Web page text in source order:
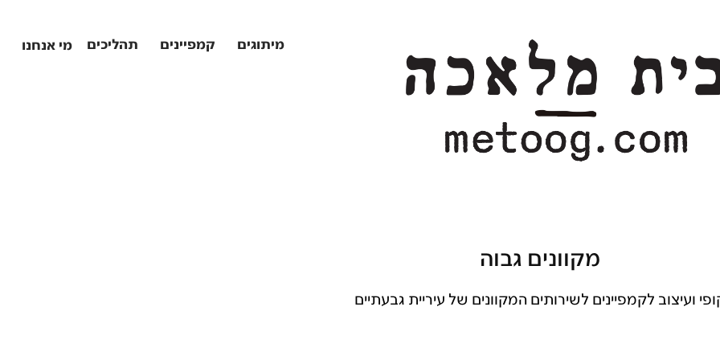
מי אנחנו תהליכים קמפיינים מיתוגים
מקוונים גבוה
ועיצוב לקמפיינים לשירותים המקוונים של עיריית גבעתיים